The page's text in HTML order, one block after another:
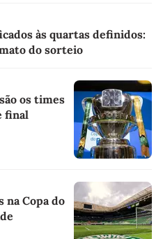
às quartas definidos:
do sorteio
os times
final
na Copa do